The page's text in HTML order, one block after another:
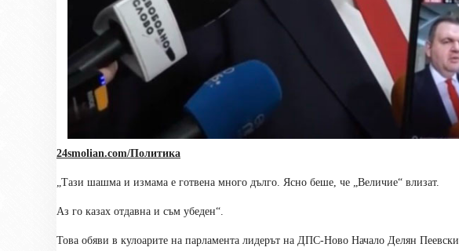
24smolian.com/Политика
Тази шашма и измама е готвена много дълго. Ясно беше, че Величие“ влизат.
Аз го казах отдавна и съм убеден“
Това обяви в кулоарите на парламента лидерът на ДПС-Ново Начало Делян Пеевски.